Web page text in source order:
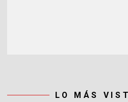
LO MÁS